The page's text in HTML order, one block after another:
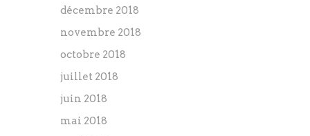
décembre 2018
novembre 2018
octobre 2018
juillet 2018
juin 2018
mai 2018